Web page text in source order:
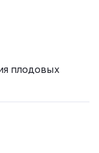
плодовых